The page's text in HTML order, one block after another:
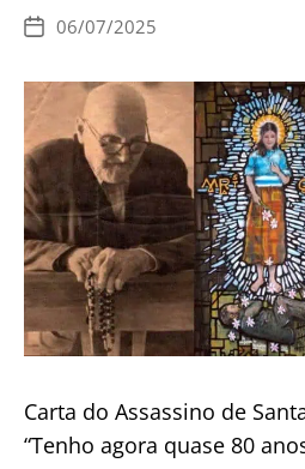
Data
publicação
06/07/2025
Carta do Assassino de
“Tenho agora quase 80